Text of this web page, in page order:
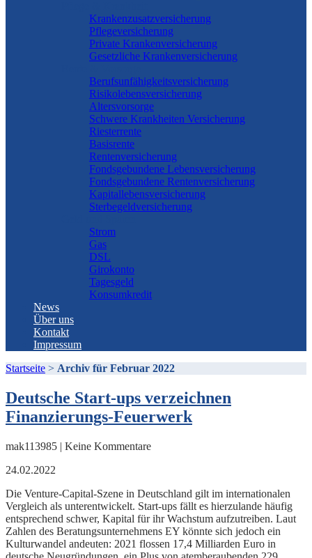
Krankenzusatzversicherung
Pflegeversicherung
Private Krankenversicherung
Gesetzliche Krankenversicherung
Berufs­unfähigkeitsversicherung
Risikolebensversicherung
Altersvorsorge
Schwere Krankheiten Versicherung
Riesterrente
Basisrente
Rentenversicherung
Fondsgebundene Lebensversicherung
Fondsgebundene Rentenversicherung
Kapitallebensversicherung
Sterbegeldversicherung
Strom
Gas
DSL
Girokonto
Tagesgeld
Konsumkredit
News
Über uns
Kontakt
Impressum
Startseite > Archiv für Februar 2022
Deutsche Start-ups verzeichnen
Finanzierungs-Feuerwerk
mak113985 | Keine Kommentare
24.02.2022
Die Venture-Capital-Szene in Deutschland gilt im internationalen
Vergleich als unterentwickelt. Start-ups fällt es hierzulande häufig
entsprechend schwer, Kapital für ihr Wachstum aufzutreiben. Laut
Zahlen des Beratungsunternehmens EY könnte sich jedoch ein
Kulturwandel andeuten: 2021 flossen 17,4 Milliarden Euro in